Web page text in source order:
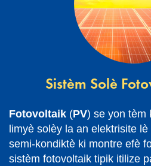
Sistèm Solè
Fotovoltaik (PV) se yon tèm
limyè solèy la an elektrisite
semi-kondiktè ki montre efè
sistèm fotovoltaik tipik itilize